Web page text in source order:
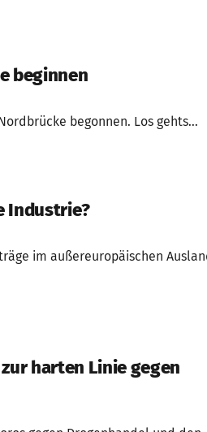
beginnen
begonnen. Los gehts...
Industrie?
im außereuropäischen
harten Linie gegen